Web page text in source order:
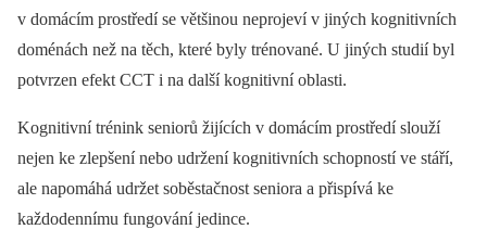
v domácím prostředí se většinou neprojeví v jiných kognitivních
doménách než na těch, které byly trénované. U jiných studií byl
potvrzen efekt CCT i na další kognitivní oblasti.
Kognitivní trénink seniorů žijících v domácím prostředí slouží
nejen ke zlepšení nebo udržení kognitivních schopností ve stáří,
ale napomáhá udržet soběstačnost seniora a přispívá ke
každodennímu fungování jedince.